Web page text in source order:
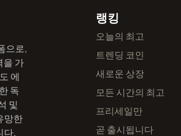
으로,
을 가
에
독
및
망한
다.
랭킹
오늘의 최고
트렌딩 코인
새로운 상장
모든 시간의 최고
프리세일만
곧 출시됩니다